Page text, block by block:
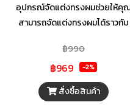
อุปกรณ์จัดแต่งทรงผมช่วยให้คุ
สามารถจัดแต่งทรงผมได้ราวกับ
เซรามิก Tourmaline แบบยาวที่
ออกแบบมาพิเศษเพื่อให้เส้นผมเงา
งามเป็นประกายไม่ชี้ฟูได้อย่าง
ง่ายดายและรวดเร็ว
฿990
฿969 -2%
สั่งซื้อสินค้า